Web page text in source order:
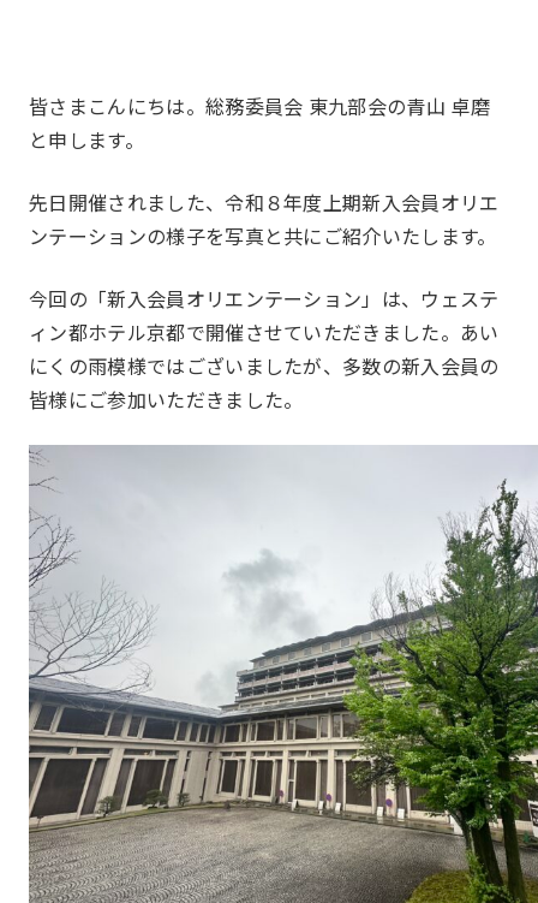
私たちについて
JOCとは
事業報告
皆さまこんにちは。総務委員会 東九部会の青山 卓磨
と申します。
先日開催されました、令和８年度上期新入会員オリエ
ンテーションの様子を写真と共にご紹介いたします。
今回の「新入会員オリエンテーション」は、ウェステ
ィン都ホテル京都で開催させていただきました。あい
にくの雨模様ではございましたが、多数の新入会員の
皆様にご参加いただきました。